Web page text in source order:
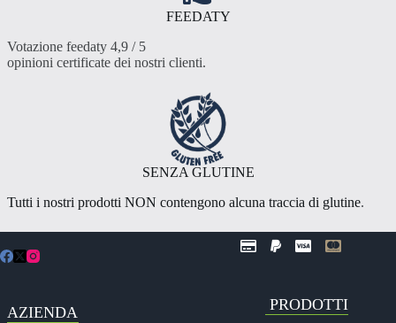
FEEDATY
Votazione feedaty 4,9 / 5
opinioni certificate dei nostri clienti.
SENZA GLUTINE
Tutti i nostri prodotti NON contengono alcuna traccia di glutine.
AZIENDA PRODOTTI